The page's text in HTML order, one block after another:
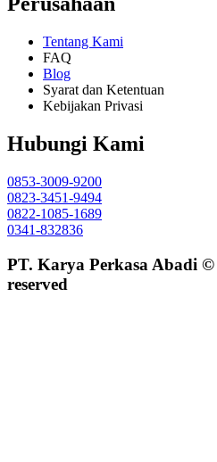
Tentang Kami
FAQ
Blog
Syarat dan Ketentuan
Kebijakan Privasi
Hubungi Kami
0853-3009-9200
0823-3451-9494
0822-1085-1689
0341-832836
PT. Karya Perkasa Abadi
reserved